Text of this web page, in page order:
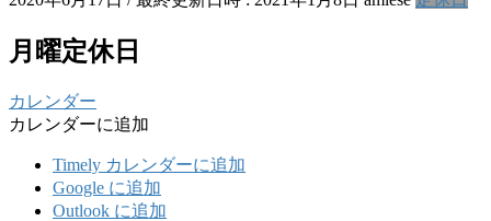
月曜定休日
カレンダー
カレンダーに追加
Timely カレンダーに追加
Google に追加
Outlook に追加